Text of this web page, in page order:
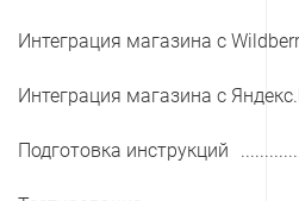
Интеграция магазина с
Интеграция магазина с
Подготовка инструкций